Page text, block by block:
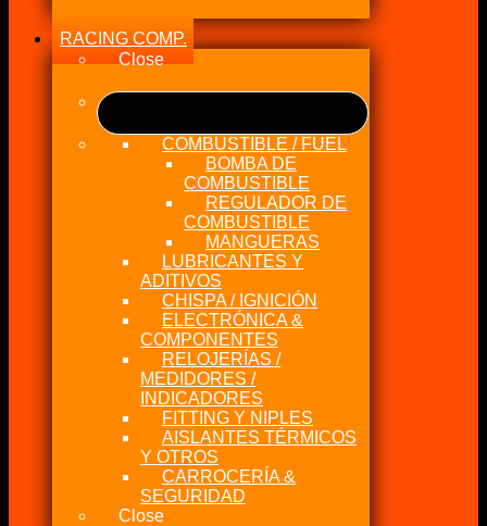
RACING COMP.
Close
COMBUSTIBLE / FUEL
BOMBA DE
COMBUSTIBLE
REGULADOR DE
COMBUSTIBLE
MANGUERAS
LUBRICANTES Y
ADITIVOS
CHISPA / IGNICIÓN
ELECTRÓNICA &
COMPONENTES
RELOJERÍAS /
MEDIDORES /
INDICADORES
FITTING Y NIPLES
AISLANTES TÉRMICOS
Y OTROS
CARROCERÍA &
SEGURIDAD
Close